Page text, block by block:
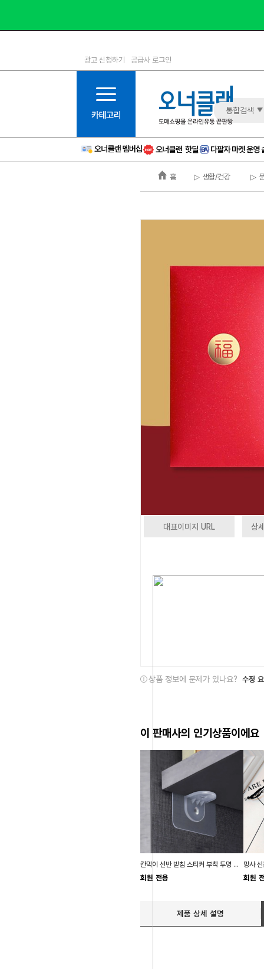
1등급
6등급
11등급
12등급
15등급
16등급
광고 신청하기 공급사 로그인
통합검색
홈 ▷ 생활/건강 ▷
대표이미지 URL 상
상품 정보에 문제가 있나요? 수정
이 판매사의 인기상품이에요
칸막이 선반 받침 스티커 부착 투명 홀더 DD-10588
회원 전용 회원
제품 상세 설명